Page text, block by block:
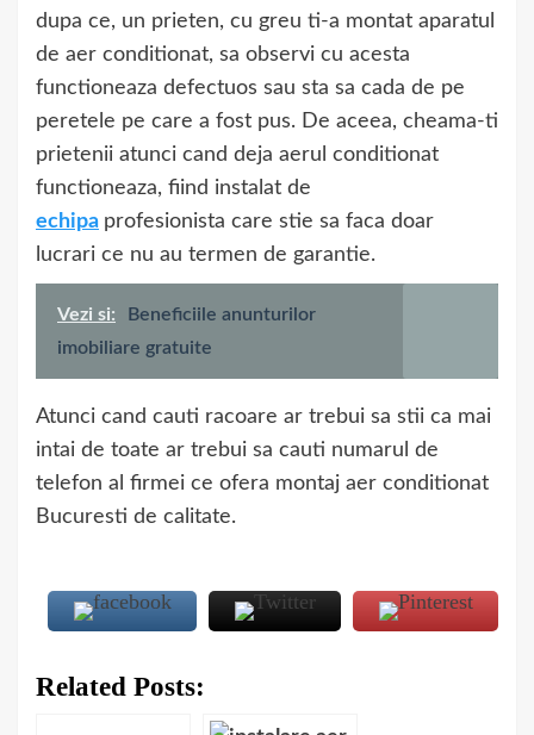
dupa ce, un prieten, cu greu ti-a montat aparatul
de aer conditionat, sa observi cu acesta
functioneaza defectuos sau sta sa cada de pe
peretele pe care a fost pus. De aceea, cheama-ti
prietenii atunci cand deja aerul conditionat
functioneaza, fiind instalat de
echipa profesionista care stie sa faca doar
lucrari ce nu au termen de garantie.
Vezi si:
Beneficiile anunturilor
imobiliare gratuite
Atunci cand cauti racoare ar trebui sa stii ca mai
intai de toate ar trebui sa cauti numarul de
telefon al firmei ce ofera montaj aer conditionat
Bucuresti de calitate.
Related Posts: